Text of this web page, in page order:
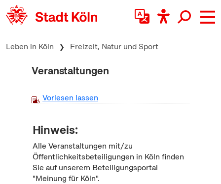
zum Inhalt springen
Leben in Köln Freizeit, Natur und Sport
Veranstaltungen
Vorlesen lassen
Hinweis:
Alle Veranstaltungen mit/zu
Öffentlichkeitsbeteiligungen in Köln finden
Sie auf unserem Beteiligungsportal
"Meinung für Köln".